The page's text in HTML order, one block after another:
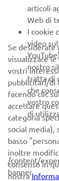
23-25
MARZO:TBD,
18-19 APRILE:
26 APRILE:
GARDA
8-9 MAGGIO:
30 MAGGIO -
NAZIONALE
19-21
articoli
Web di
I cookie
video
nostro
tratta di
che
vostro
di
Se
visualizzare
vostri
pubblicitari/di
facendo clic
accettare
categoria
social media),
basso
inoltre
consenso in
nostra
/content/
banner